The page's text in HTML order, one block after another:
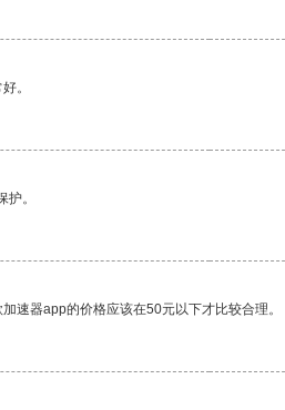
。
。
速器app的价格应该在50元以下才比较合理。